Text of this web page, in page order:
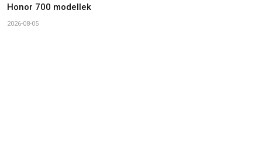
Honor 700 modellek
2026-08-05